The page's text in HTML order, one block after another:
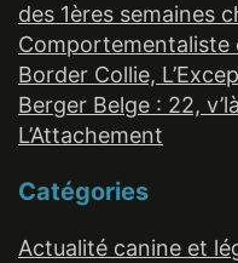
des 1ères semaines
Comportementaliste
Border Collie,
Berger Belge : 22,
L’Attachement
Catégories
Actualité canine et